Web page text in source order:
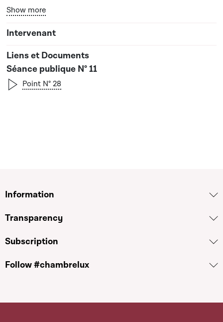
Bouton graphique servant à afficher ou cacher tous les
Show more
Séance publique N° 11
Point N° 28
Information
Transparency
Subscription
Follow #chambrelux